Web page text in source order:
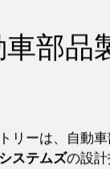
車部品
リーは、自動
ステムズの設